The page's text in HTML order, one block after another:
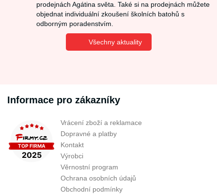
prodejnách Agátina světa. Také si na prodejnách můžete
objednat individuální zkoušení školních batohů s
odborným poradenstvím.
Všechny aktuality
Informace pro zákazníky
Vrácení zboží a reklamace
Dopravné a platby
Kontakt
Výrobci
Věrnostní program
Ochrana osobních údajů
Obchodní podmínky